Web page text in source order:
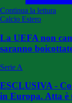
Continua la lettura
Calcio Estero
La UEFA non
saranno
Serie A
ESCLUSIVA -
in Europa. Atta è